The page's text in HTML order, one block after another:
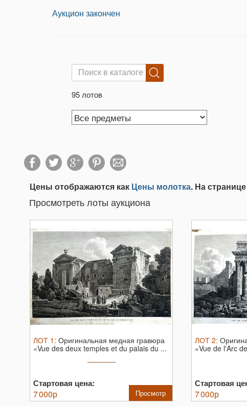
Аукцион закончен
95 лотов
Цены отображаются как Цены молотка. На
Просмотреть лоты аукциона
ЛОТ 1 : Оригинальная медная гравюра
«Vue des deux temples et du palais du ...
Стартовая цена:
7 000р Просмотр
ЛОТ 2:
«Vue de l'Arc
Стартовая
7 000р